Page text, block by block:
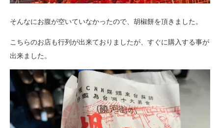
そんなにお腹が空いていなかったので、胡椒餅を頂きました。
こちらのお店も行列が出来ておりましたが、すぐに購入する事が
出来ました。